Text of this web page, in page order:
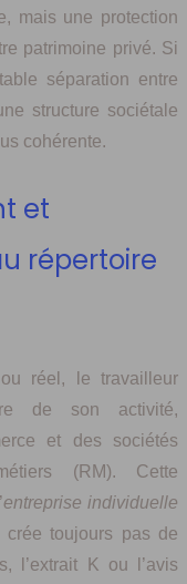
mais une protection
patrimoine privé. Si
séparation entre
structure sociétale
cohérente.
et
répertoire
réel, le travailleur
de son activité,
et des sociétés
(RM). Cette
entreprise individuelle
toujours pas de
l’extrait K ou l’avis